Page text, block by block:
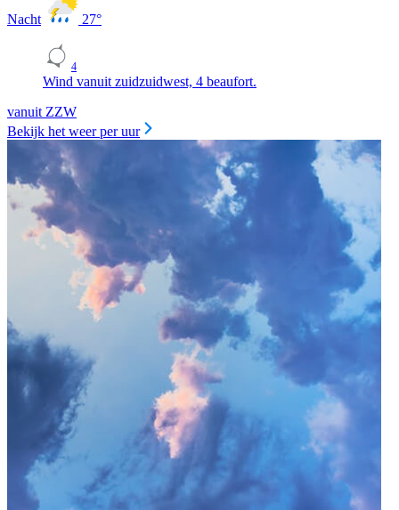
Nacht 27°
4
Wind vanuit zuidzuidwest, 4 beaufort.
vanuit ZZW
Bekijk het weer per uur